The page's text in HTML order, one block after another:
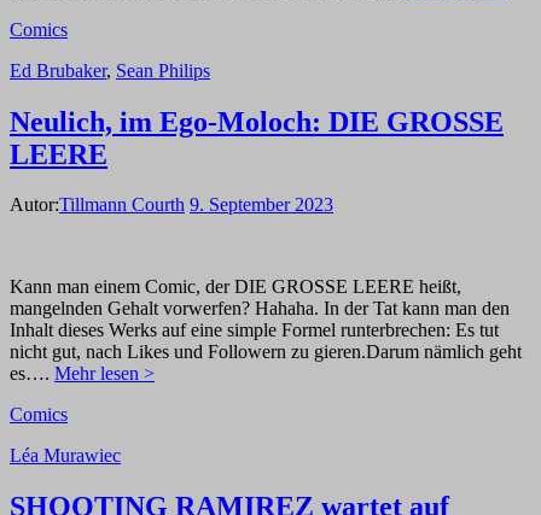
Comics
Ed Brubaker, Sean Philips
Neulich, im Ego-Moloch: DIE GROSSE
LEERE
Autor:Tillmann Courth 9. September 2023
Kann man einem Comic, der DIE GROSSE LEERE heißt,
mangelnden Gehalt vorwerfen? Hahaha. In der Tat kann man den
Inhalt dieses Werks auf eine simple Formel runterbrechen: Es tut
nicht gut, nach Likes und Followern zu gieren.Darum nämlich geht
es…. Mehr lesen >
Comics
Léa Murawiec
SHOOTING RAMIREZ wartet auf